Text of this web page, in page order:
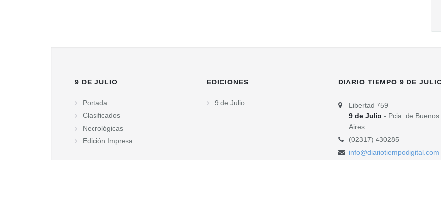
9 DE JULIO
Portada
Clasificados
Necrológicas
Edición Impresa
EDICIONES
9 de Julio
DIARIO TIEMPO 9 DE
Libertad 759
9 de Julio - Pcia. de Buenos
Aires
(02317) 430285
info@diariotiempodigital.com